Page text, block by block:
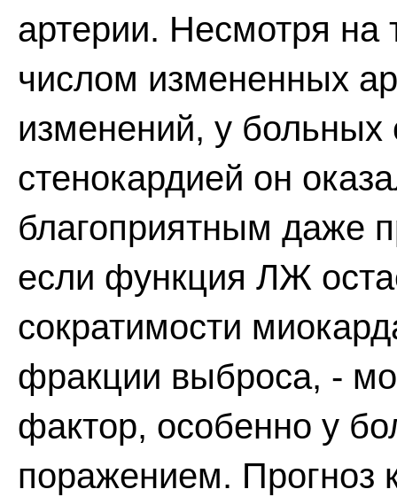
артерии. Несмотря на
числом измененных
изменений, у
стенокардией он
благоприятным даже
если функция ЛЖ
сократимости
фракции выброса, -
фактор, особенно у
поражением. Прогноз